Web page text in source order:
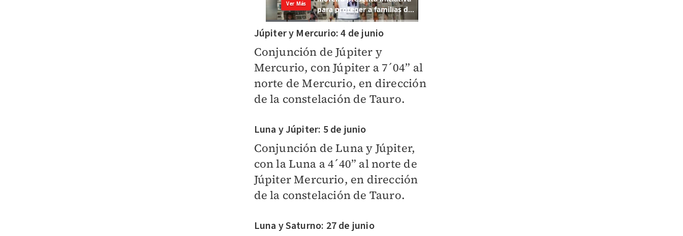
Júpiter y Mercurio: 4 de junio
Conjunción de Júpiter y
Mercurio, con Júpiter a 7´04” al
norte de Mercurio, en dirección
de la constelación de Tauro.
Luna y Júpiter: 5 de junio
Conjunción de Luna y Júpiter,
con la Luna a 4´40” al norte de
Júpiter Mercurio, en dirección
de la constelación de Tauro.
Luna y Saturno: 27 de junio